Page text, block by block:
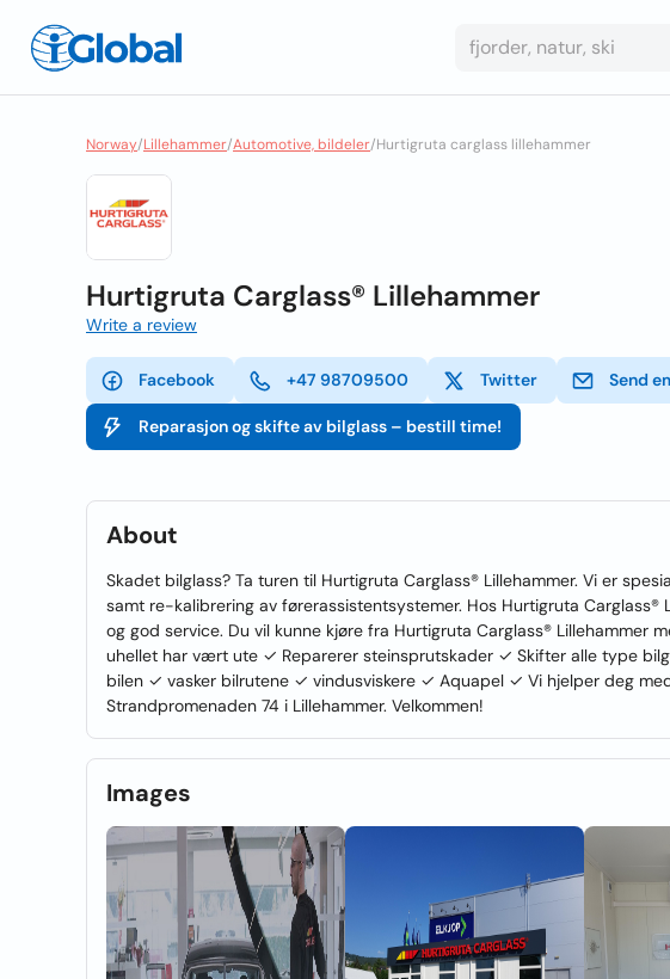
Norway/Lillehammer/Automotive, bildeler/Hurtigruta carglass lillehammer
Hurtigruta Carglass® Lillehammer
Write a review
Facebook +47 98709500 Twitter Send
Reparasjon og skifte av bilglass – bestill time!
About
Skadet bilglass? Ta turen til Hurtigruta Carglass® Lillehammer. Vi er
samt re-kalibrering av førerassistentsystemer. Hos Hurtigruta Carglass®
og god service. Du vil kunne kjøre fra Hurtigruta Carglass® Lillehammer
uhellet har vært ute ✓ Reparerer steinsprutskader ✓ Skifter alle type
bilen ✓ vasker bilrutene ✓ vindusviskere ✓ Aquapel ✓ Vi hjelper deg
Strandpromenaden 74 i Lillehammer. Velkommen!
Images